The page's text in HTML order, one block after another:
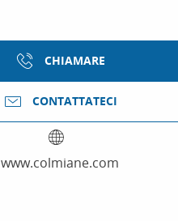
CHIAMARE
CONTATTATECI
www.colmiane.com